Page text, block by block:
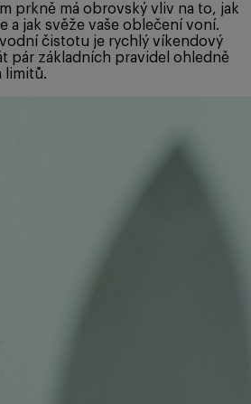
prkně má obrovský vliv na to, jak
a jak svěže vaše oblečení voní.
čistotu je rychlý víkendový
pár základních pravidel ohledně
limitů.